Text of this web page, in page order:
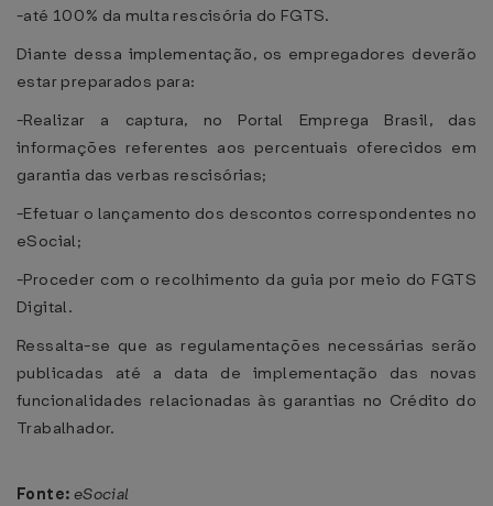
-até 100% da multa rescisória do FGTS.
Diante dessa implementação, os empregadores deverão
estar preparados para:
-Realizar a captura, no Portal Emprega Brasil, das
informações referentes aos percentuais oferecidos em
garantia das verbas rescisórias;
-Efetuar o lançamento dos descontos correspondentes no
eSocial;
-Proceder com o recolhimento da guia por meio do FGTS
Digital.
Ressalta-se que as regulamentações necessárias serão
publicadas até a data de implementação das novas
funcionalidades relacionadas às garantias no Crédito do
Trabalhador.
Fonte: eSocial